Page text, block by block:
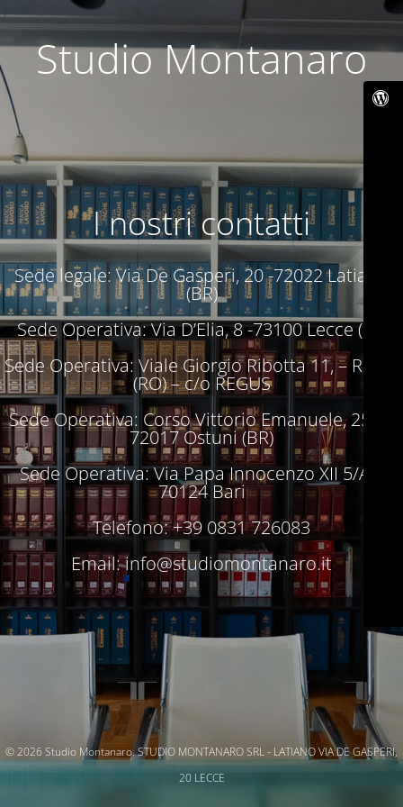
Studio Montanaro
I nostri contatti
Sede legale: Via De Gasperi, 20 -72022 Latiano
(BR)
Sede Operativa: Via D’Elia, 8 -73100 Lecce (LE)
Sede Operativa: Viale Giorgio Ribotta 11, – Roma
(RO) – c/o REGUS
Sede Operativa: Corso Vittorio Emanuele, 250 –
72017 Ostuni (BR)
Sede Operativa: Via Papa Innocenzo XII 5/A –
70124 Bari
Telefono: +39 0831 726083
Email:info@studiomontanaro.it
© 2026 Studio Montanaro. STUDIO MONTANARO SRL - LATIANO VIA DE GASPERI,
20 LECCE